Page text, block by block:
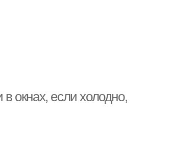
окнах, если холодно,